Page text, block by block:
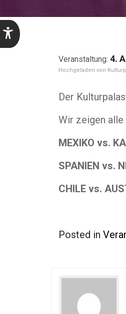
4.
Der
Wir zeigen
MEXIKO vs.
SPANIEN vs.
CHILE vs.
Posted in